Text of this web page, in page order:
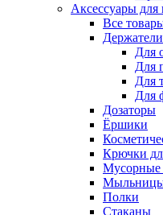
Аксессуары для
Все
Держатели
Для
Для
Для
Для
Дозаторы
Ёршики
Крючки
Мусорные
Полки
Стаканы